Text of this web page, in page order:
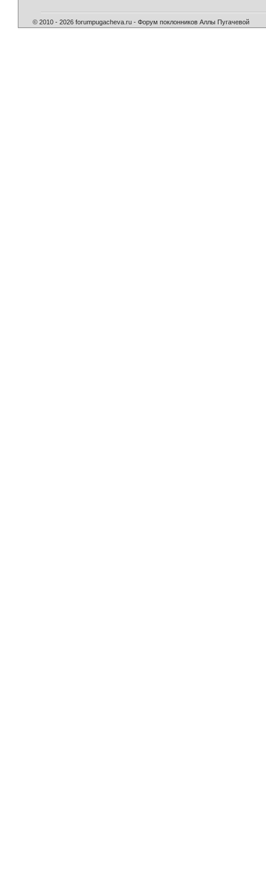
© 2010 - 2026 forumpugacheva.ru - Форум поклонников Аллы Пугачевой